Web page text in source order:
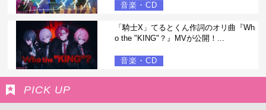
音楽・CD
「騎士X」てるとくん作詞のオリ曲『Wh
o the "KING"？』MVが公開！...
音楽・CD
PICK UP